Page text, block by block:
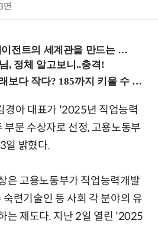
면
을 만드는 지식 설계자로.. (8/20 강남역)
경아 대표가 '2025년 직업능력
문 수상자로 선정, 고용노동부
일 밝혔다.
은 고용노동부가 직업능력개발
숙련기술인 등 사회 각 분야의 유
는 제도다. 지난 2일 열린 '2025